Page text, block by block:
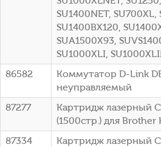
SU1400NET,
SU1400BX120,
SUA1500X93,
SU1000XLI,
86582
Коммутатор D-Link
неуправляемый
87277
Картридж лазерный
(1500стр.) для
87334
Картридж лазерный